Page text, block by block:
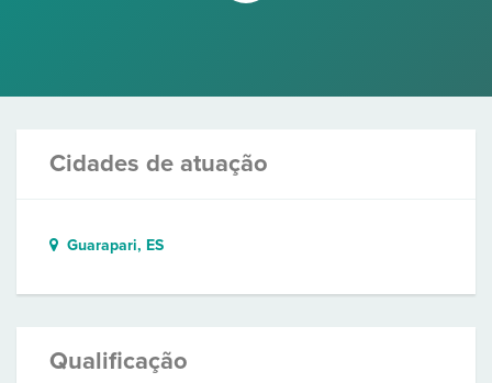
Cidades de atuação
Guarapari, ES
Qualificação